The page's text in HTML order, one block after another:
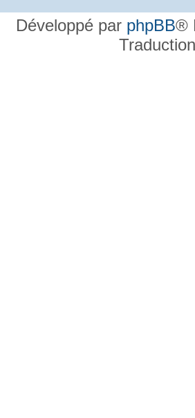
Développé par phpBB®